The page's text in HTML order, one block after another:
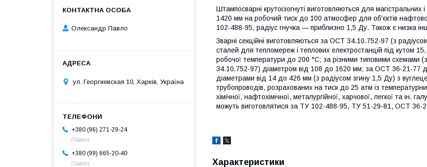
Штампосварні крутоізогнуті виготовляються для
1420 мм на робочий тиск до 100 атмосфер для об'єктів
102-488-95, радіус гнучка — приблизно 1,5 Ду. Також є низка
Зварні секційні виготовляються за ОСТ 34.10.752-97 (з
сталей для тепломереж і теплових електростанцій під кутом
робочої температури до 200 °C; за різними типовими
34.10.752-97) діаметром від 108 до 1620 мм; за ОСТ 36-21-77
діаметрами від 14 до 426 мм (з радіусом згину 1,5 Ду) з
трубопроводів, розрахованих на тиск до 25 атм із
хімічної, нафтохімічної, металургійної, харчової, легкої та ін.
можуть виготовлятися за ТУ 102-488-95, ТУ 51-29-81, ОСТ 36-
Характеристики
Олександр Павло
ул. Георгиевская 10, Харків, Україна
+380 (96) 271-29-24
Павел
+380 (99) 665-20-40
Павел